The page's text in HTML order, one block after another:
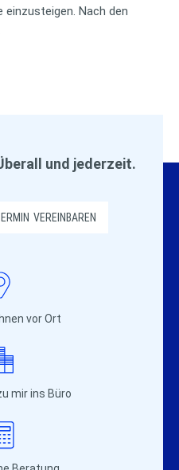
Nach den
und jederzeit.
VEREINBAREN
vor Ort
mir ins Büro